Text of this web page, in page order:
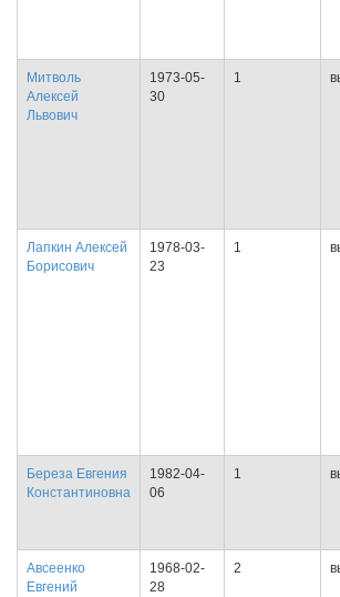
Митволь
Алексей
Львович
1973-05-
30
1
Лапкин Алексей
Борисович
1978-03-
23
1
Береза Евгения
Константиновна
1982-04-
06
1
Авсеенко
Евгений
1968-02-
28
2